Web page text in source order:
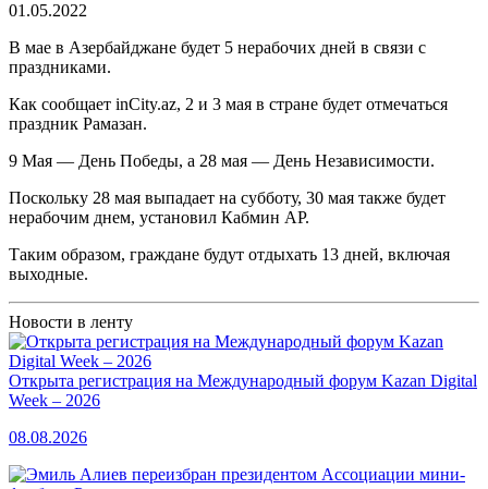
01.05.2022
В мае в Азербайджане будет 5 нерабочих дней в связи с
праздниками.
Как сообщает inCity.az, 2 и 3 мая в стране будет отмечаться
праздник Рамазан.
9 Мая — День Победы, а 28 мая — День Независимости.
Поскольку 28 мая выпадает на субботу, 30 мая также будет
нерабочим днем, установил Кабмин АР.
Таким образом, граждане будут отдыхать 13 дней, включая
выходные.
Новости в ленту
Открыта регистрация на Международный форум Kazan Digital
Week – 2026
08.08.2026